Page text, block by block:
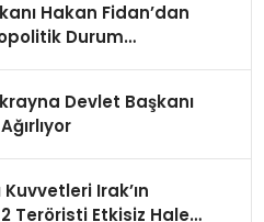
Hakan Fidan’dan
Durum
Devlet Başkanı
Kuvvetleri Irak’ın
Teröristi Etkisiz Hale